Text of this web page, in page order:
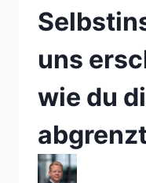
uns
wie du